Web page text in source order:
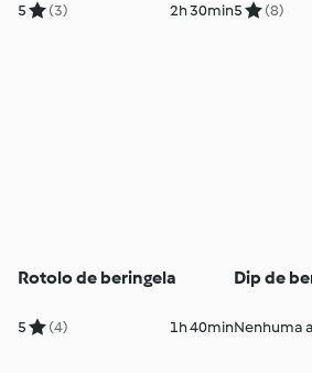
5 (3) 2h 30min5 (8)
Rotolo de beringela
5 (4) 1h 40min
Dip de
Nenhuma